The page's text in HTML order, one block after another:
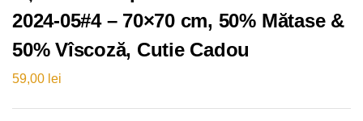
2024-05#4 – 70×70 cm, 50% Mătase &
50% Vîscoză, Cutie Cadou
59,00 lei